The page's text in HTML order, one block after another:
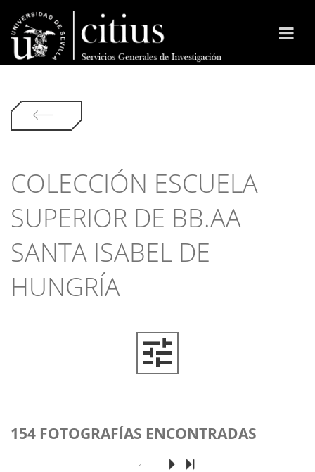
COLECCIÓN ESCUELA
SUPERIOR DE BB.AA
SANTA ISABEL DE
HUNGRÍA
154 FOTOGRAFÍAS ENCONTRADAS
1